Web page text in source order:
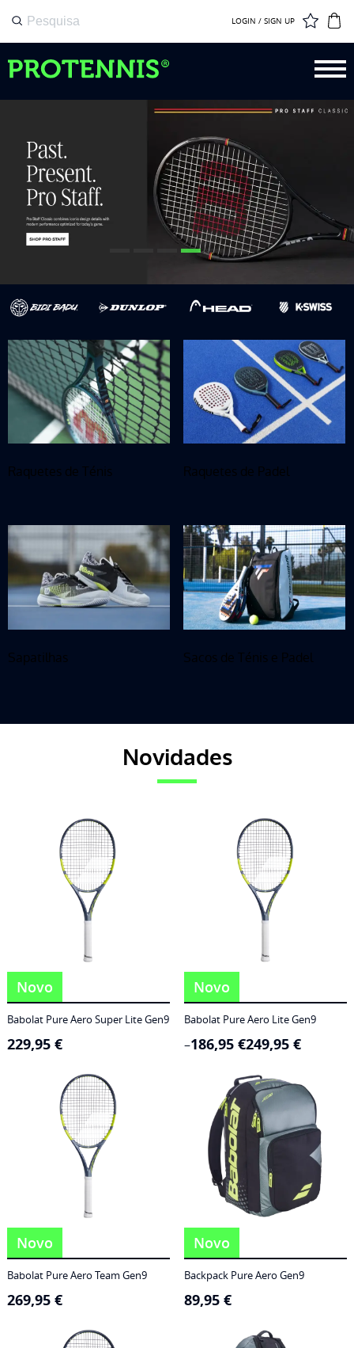
LOGIN / SIGN UP
Raquetes de Ténis Raquetes de Padel
Sapatilhas Sacos de Ténis e Padel
Novidades
Novo
Babolat Pure Aero Super Lite Gen9
229,95 €
Novo
Babolat Pure Aero Lite Gen9
186,95 €
– 249,95 €
Price
range:
249,95 €
Novo
Babolat Pure Aero Team Gen9
269,95 €
Novo
Backpack Pure Aero Gen9
89,95 €